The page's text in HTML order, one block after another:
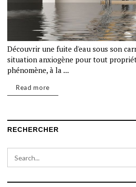
Découvrir une fuite d'eau sous son
situation anxiogène pour tout
phénomène, à la ...
Read more
RECHERCHER